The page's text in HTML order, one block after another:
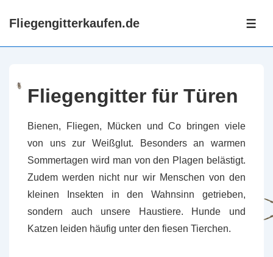
ZumFliegengitterkaufen.de
Fliegengitter für Türen
Bienen, Fliegen, Mücken und Co bringen viele
von uns zur Weißglut. Besonders an warmen
Sommertagen wird man von den Plagen belästigt.
Zudem werden nicht nur wir Menschen von den
kleinen Insekten in den Wahnsinn getrieben,
sondern auch unsere Haustiere. Hunde und
Katzen leiden häufig unter den fiesen Tierchen.